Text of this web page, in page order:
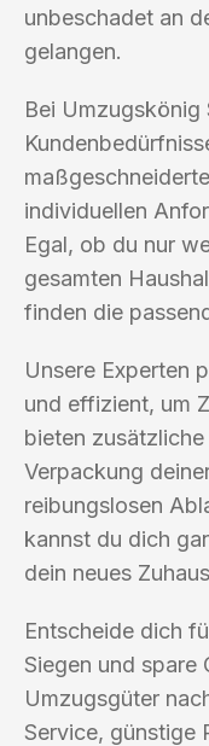
unbeschadet an
gelangen.
Bei Umzugskönig
individuellen
Egal, ob du nur
gesamten
finden die
Unsere Experten
und effizient, um
bieten
Verpackung
reibungslosen
kannst du dich
dein neues
Entscheide dich
Siegen und spare
Umzugsgüter
Service, günstige